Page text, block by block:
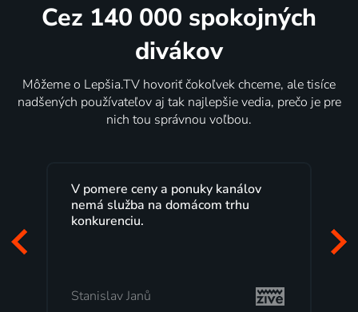
Cez 140 000 spokojných
divákov
Môžeme o Lepšia.TV hovoriť čokoľvek chceme, ale tisíce
nadšených používateľov aj tak najlepšie vedia, prečo je pre
nich tou správnou voľbou.
V pomere ceny a ponuky kanálov
nemá služba na domácom trhu
konkurenciu.
Stanislav Janů